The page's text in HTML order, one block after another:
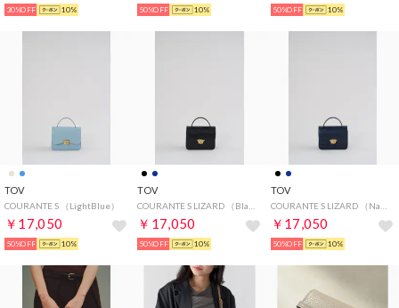
30%OFF 10% 50%OFF 10% 50%OFF 10%
TOV
COURANTE S （LightBlue）
￥17,050
50%OFF 10%
TOV
￥17,050
50%OFF 10%
TOV
￥17,050
50%OFF 10%